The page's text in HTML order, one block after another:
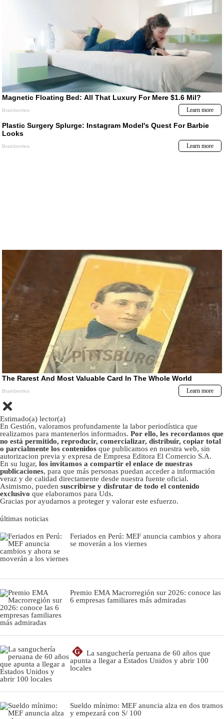
Estimado(a) lector(a)
En Gestión, valoramos profundamente la labor periodística que
realizamos para mantenerlos informados. Por ello, les recordamos que
no está permitido, reproducir, comercializar, distribuir, copiar total
o parcialmente los contenidos que publicamos en nuestra web, sin
autorizacion previa y expresa de Empresa Editora El Comercio S.A.
En su lugar, los invitamos a compartir el enlace de nuestras
publicaciones, para que más personas puedan acceder a información
veraz y de calidad directamente desde nuestra fuente oficial.
Asimismo, pueden suscribirse y disfrutar de todo el contenido
exclusivo que elaboramos para Uds.
Gracias por ayudarnos a proteger y valorar este esfuerzo.
últimas noticias
Feriados en Perú: MEF anuncia cambios y ahora
se moverán a los viernes
Premio EMA Macrorregión sur 2026: conoce las
6 empresas familiares más admiradas
G
La sanguchería peruana de 60 años que
apunta a llegar a Estados Unidos y abrir 100
locales
Sueldo mínimo: MEF anuncia alza en dos tramos
y empezará con S/ 100